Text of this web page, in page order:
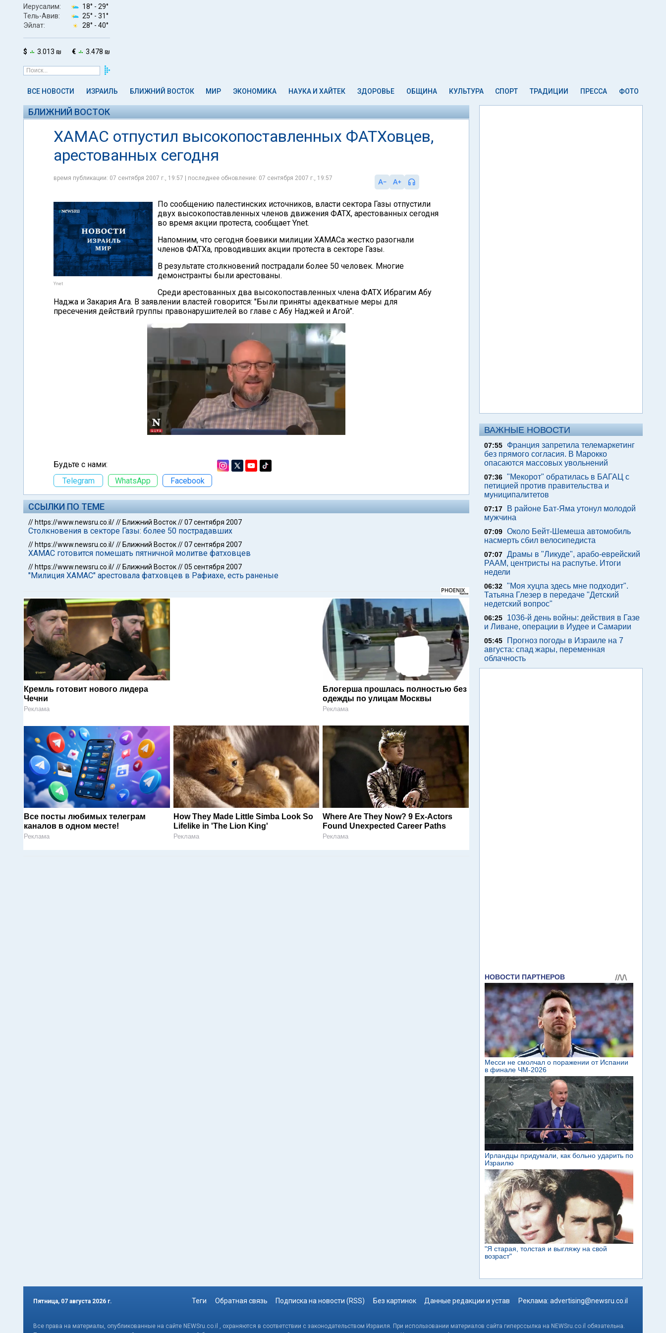
Иерусалим: 18° - 29°
Тель-Авив:
25° - 31°
Эйлат:
28° - 40°
$ 3.013 ₪ € 3.478 ₪
ВСЕ НОВОСТИ ИЗРАИЛЬ БЛИЖНИЙ ВОСТОК МИР ЭКОНОМИКА НАУКА И ХАЙТЕК ЗДОРОВЬЕ ОБЩИНА КУЛЬТУРА СПОРТ ТРАДИЦИИ ПРЕССА ФОТО
БЛИЖНИЙ ВОСТОК
ХАМАС отпустил высокопоставленных ФАТХовцев,
арестованных сегодня
время публикации: 07 сентября 2007 г., 19:57 | последнее обновление: 07 сентября 2007 г., 19:57
Ynet
По сообщению палестинских источников, власти сектора Газы отпустили
двух высокопоставленных членов движения ФАТХ, арестованных сегодня
во время акции протеста, сообщает Ynet.
Напомним, что сегодня боевики милиции ХАМАСа жестко разогнали
членов ФАТХа, проводивших акции протеста в секторе Газы.
В результате столкновений пострадали более 50 человек. Многие
демонстранты были арестованы.
Среди арестованных два высокопоставленных члена ФАТХ Ибрагим Абу
Наджа и Закария Ага. В заявлении властей говорится: "Были приняты адекватные меры для
пресечения действий группы правонарушителей во главе с Абу Наджей и Агой".
Будьте с нами:
Telegram
WhatsApp Facebook
ССЫЛКИ ПО ТЕМЕ
// https://www.newsru.co.il/// Ближний Восток//07 сентября 2007
Столкновения в секторе Газы: более 50 пострадавших
// https://www.newsru.co.il/// Ближний Восток//07 сентября 2007
ХАМАС готовится помешать пятничной молитве фатховцев
// https://www.newsru.co.il/// Ближний Восток//05 сентября 2007
"Милиция ХАМАС" арестовала фатховцев в Рафиахе, есть раненые
Кремль готовит нового лидера
Чечни
Реклама
Блогерша прошлась полностью без
одежды по улицам Москвы
Реклама
Все посты любимых телеграм
каналов в одном месте!
Реклама
How They Made Little Simba Look So
Lifelike in 'The Lion King'
Реклама
Where Are They Now? 9 Ex-Actors
Found Unexpected Career Paths
Реклама
ВАЖНЫЕ НОВОСТИ
07:55
Франция запретила телемаркетинг
без прямого согласия. В Марокко
опасаются массовых увольнений
07:36 "Мекорот" обратилась в БАГАЦ с
петицией против правительства и
муниципалитетов
07:17
В районе Бат-Яма утонул молодой
мужчина
07:09 Около Бейт-Шемеша автомобиль
насмерть сбил велосипедиста
07:07 Драмы в "Ликуде", арабо-еврейский
РААМ, центристы на распутье. Итоги
недели
06:32 "Моя хуцпа здесь мне подходит".
Татьяна Глезер в передаче "Детский
недетский вопрос"
06:25
1036-й день войны: действия в Газе
и Ливане, операции в Иудее и Самарии
05:45
Прогноз погоды в Израиле на 7
августа: спад жары, переменная
облачность
Пятница, 07 августа 2026 г. Теги Обратная связь Подписка на новости (RSS) Без картинок Данные редакции и устав Реклама: advertising@newsru.co.il
Все права на материалы, опубликованные на сайте NEWSru.co.il , охраняются в соответствии с законодательством Израиля. При использовании материалов сайта гиперссылка на NEWSru.co.il обязательна.